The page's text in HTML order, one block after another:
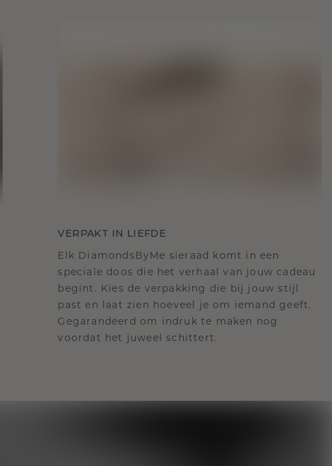
VERPAKT IN LIEFDE
Elk DiamondsByMe sieraad komt in een
speciale doos die het verhaal van jouw cadeau
begint. Kies de verpakking die bij jouw stijl
past en laat zien hoeveel je om iemand geeft.
Gegarandeerd om indruk te maken nog
voordat het juweel schittert.